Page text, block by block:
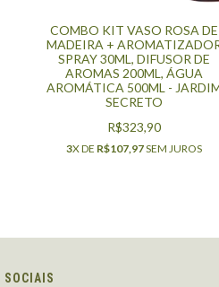
COMBO KIT VASO ROSA DE
MADEIRA +
SPRAY 30ML, DIFUSOR DE
AROMAS 200ML, ÁGUA
AROMÁTICA 500ML -
SECRETO
R$323,90
3X DE R$107,97SEM JUROS
SOCIAIS